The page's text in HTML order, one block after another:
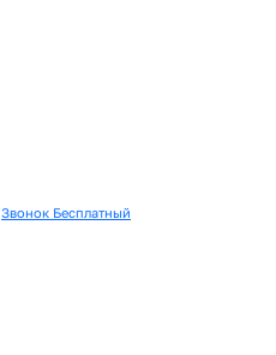
Звонок Бесплатный